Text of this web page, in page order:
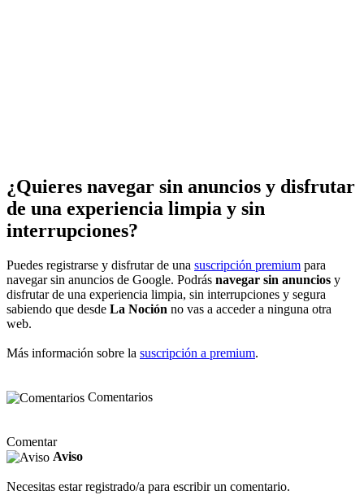
¿Quieres navegar sin anuncios y disfrutar
de una experiencia limpia y sin
interrupciones?
Puedes registrarse y disfrutar de una suscripción premium para
navegar sin anuncios de Google. Podrás navegar sin anuncios y
disfrutar de una experiencia limpia, sin interrupciones y segura
sabiendo que desde La Noción no vas a acceder a ninguna otra
web.
Más información sobre la suscripción a premium.
Comentarios
Comentar
Aviso
Necesitas estar registrado/a para escribir un comentario.